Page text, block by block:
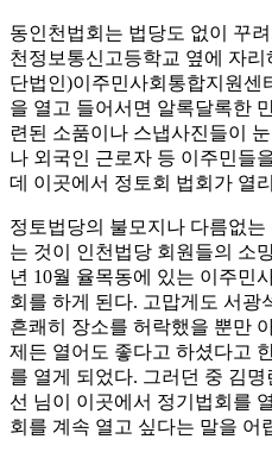
동인천법회는 법당도 없이 꾸
천정보통신고등학교 옆에 자
단법인)이주민사회통합지원센
을 열고 들어서면 알록달록한
련된 소품이나 스냅사진들이
나 외국인 근로자 등 이주민들
데 이곳에서 정토회 법회가 열
정토법당의 불모지나 다름없
는 것이 인천법당 회원들의 소
년 10월 율목동에 있는 이주민
회를 하게 된다. 고맙게도 서광
흔쾌히 장소를 허락했을 뿐만
제든 열어도 좋다고 하셨다고
를 열게 되었다. 그러던 중 김
선 님이 이곳에서 정기법회를
회를 계속 열고 싶다는 말을 어